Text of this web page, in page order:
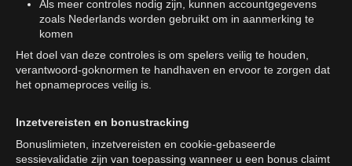
Als meer controles nodig zijn, kunnen accountgegevens
zoals Nederlands worden gebruikt om in aanmerking te
komen
Het doel van deze controles is om spelers veilig te houden,
verantwoord-goknormen te handhaven en ervoor te zorgen dat
het opnameproces veilig is.
Inzetvereisten en bonustracking
Bonuslimieten, inzetvereisten en cookie-gebaseerde
sessievalidatie zijn van toepassing wanneer u een bonus claimt